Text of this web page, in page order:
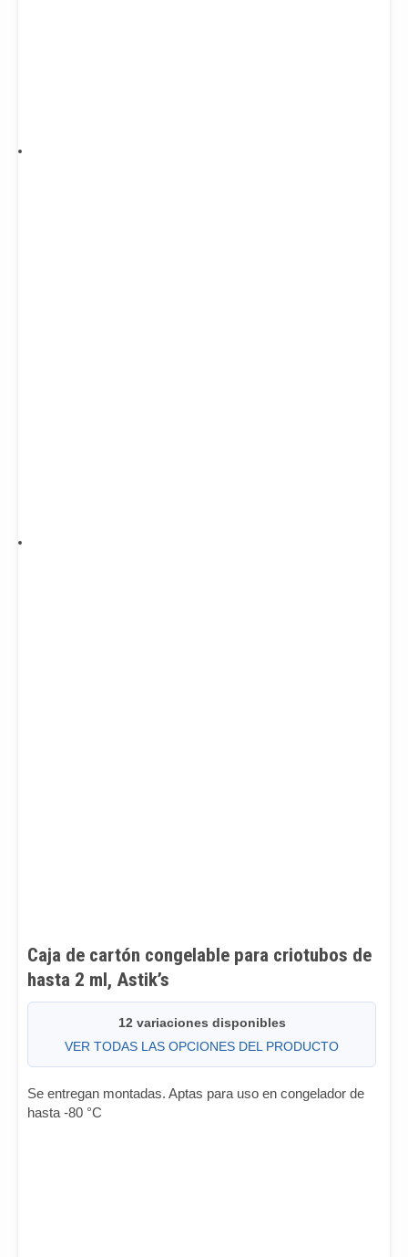
Caja de cartón congelable para criotubos de
hasta 2 ml, Astik’s
12 variaciones disponibles
VER TODAS LAS OPCIONES DEL PRODUCTO
Se entregan montadas. Aptas para uso en congelador de
hasta -80 °C